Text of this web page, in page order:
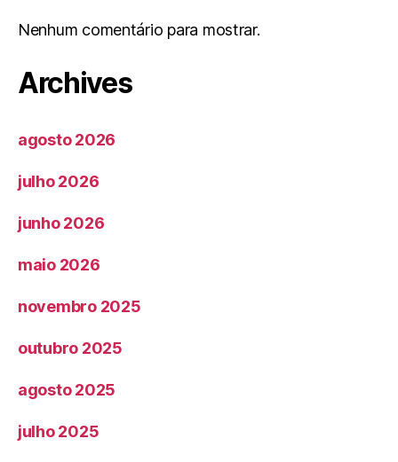
Nenhum comentário para mostrar.
Archives
agosto 2026
julho 2026
junho 2026
maio 2026
novembro 2025
outubro 2025
agosto 2025
julho 2025